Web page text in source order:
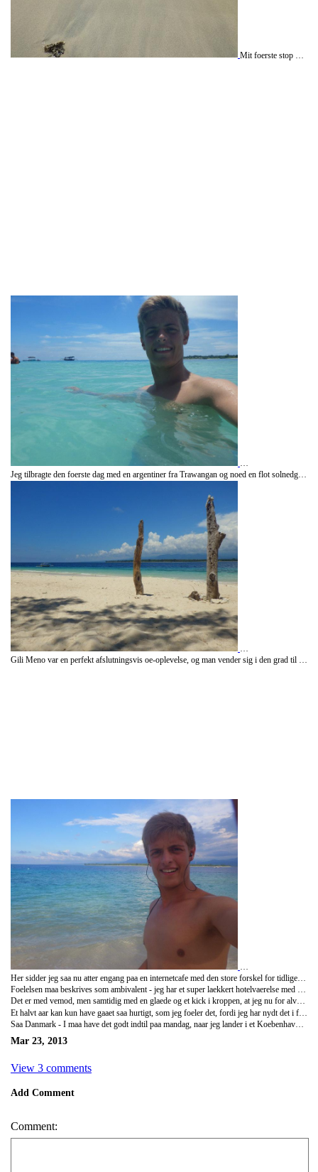
Mit foerste stop var Gili Trawangan som er den stoerste og mest turistede oe. Her lejede jeg kun en time efter ankomst en cykel og koerte oeen rundt paa en halv time, spillede guitar, slappede af paa stranden og faldt allerede hurtigt til rette i oelivet igen - man kommer hurtigt til at savne den slags!
Gili Meno var en perfekt afslutningsvis oe-oplevelse, og man vender sig i den grad til at saette sig paa den ene billige restaurant efter den anden med en kold oel og nyde udsigten der er som skaaret ud af et postkort - det er Gili, og jeg har sjaeldent set noget lignende.
Her sidder jeg saa nu atter engang paa en internetcafe med den store forskel for tidligere, at dette blogindlaeg bliver det sidste, I faar fra mig paa denne rejse!
Foelelsen maa beskrives som ambivalent - jeg har et super laekkert hotelvaerelse med aircondition, kaempe stor dobbeltseng, en udendoers swimmingpool og en temperatur her i Sanur paa et par og tredive. Desvaerre sker der det, at nydelsen bliver formindsket betragteligt, naar hjemrejsedatoen er imorgen.
Det er med vemod, men samtidig med en glaede og et kick i kroppen, at jeg nu for alvor kan sige: "Jeg gjorde det!". Jeg tog afsted til Asien alene, rejste rundt i syv lande, moedte mindst en million mennesker, fik mindst samme antal myggestik, forbedrede mit engelske og tyske sprog betragteligt og klarede mig uden at blive bestjaalet eller roevet.
Saa Danmark - I maa have det godt indtil paa mandag, naar jeg lander i et Koebenhavn der forhaabentligt ikke er saa snefyldt, at jeg strander i lufthavnen!
Mar 23, 2013
View 3 comments
Add Comment
Comment: